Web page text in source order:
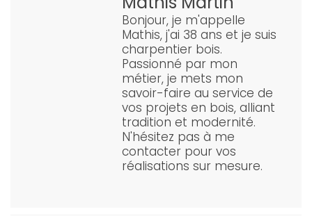
Bonjour, je m'appelle
Mathis, j'ai 38 ans et je suis
charpentier bois.
Passionné par mon
métier, je mets mon
savoir-faire au service de
vos projets en bois, alliant
tradition et modernité.
N'hésitez pas à me
contacter pour vos
réalisations sur mesure.